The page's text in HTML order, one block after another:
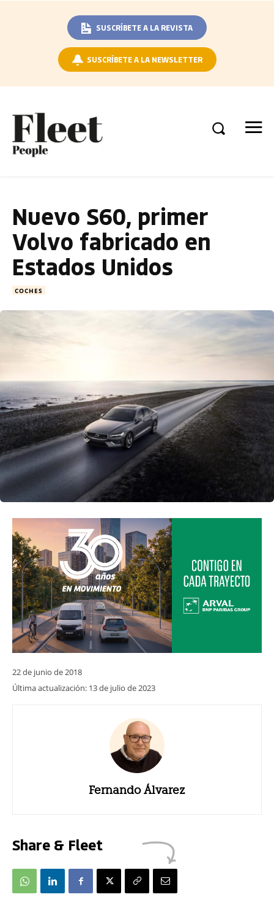
SUSCRÍBETE A LA REVISTA
SUSCRÍBETE A LA NEWSLETTER
Nuevo S60, primer
Volvo fabricado en
Estados Unidos
COCHES
22 de junio de 2018
Última actualización: 13 de julio de 2023
Fernando Álvarez
Share & Fleet